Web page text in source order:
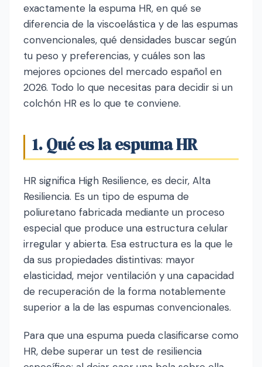
exactamente la espuma HR, en qué se
diferencia de la viscoelástica y de las espumas
convencionales, qué densidades buscar según
tu peso y preferencias, y cuáles son las
mejores opciones del mercado español en
2026. Todo lo que necesitas para decidir si un
colchón HR es lo que te conviene.
1. Qué es la espuma HR
HR significa High Resilience, es decir, Alta
Resiliencia. Es un tipo de espuma de
poliuretano fabricada mediante un proceso
especial que produce una estructura celular
irregular y abierta. Esa estructura es la que le
da sus propiedades distintivas: mayor
elasticidad, mejor ventilación y una capacidad
de recuperación de la forma notablemente
superior a la de las espumas convencionales.
Para que una espuma pueda clasificarse como
HR, debe superar un test de resiliencia